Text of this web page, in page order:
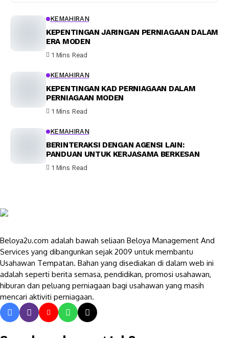
KEMAHIRAN
KEPENTINGAN JARINGAN PERNIAGAAN DALAM
ERA MODEN
1 Mins Read
KEMAHIRAN
KEPENTINGAN KAD PERNIAGAAN DALAM
PERNIAGAAN MODEN
1 Mins Read
KEMAHIRAN
BERINTERAKSI DENGAN AGENSI LAIN:
PANDUAN UNTUK KERJASAMA BERKESAN
1 Mins Read
Beloya2u.com adalah bawah seliaan Beloya Management And
Services yang dibangunkan sejak 2009 untuk membantu
Usahawan Tempatan. Bahan yang disediakan di dalam web ini
adalah seperti berita semasa, pendidikan, promosi usahawan,
hiburan dan peluang perniagaan bagi usahawan yang masih
mencari aktiviti perniagaan.